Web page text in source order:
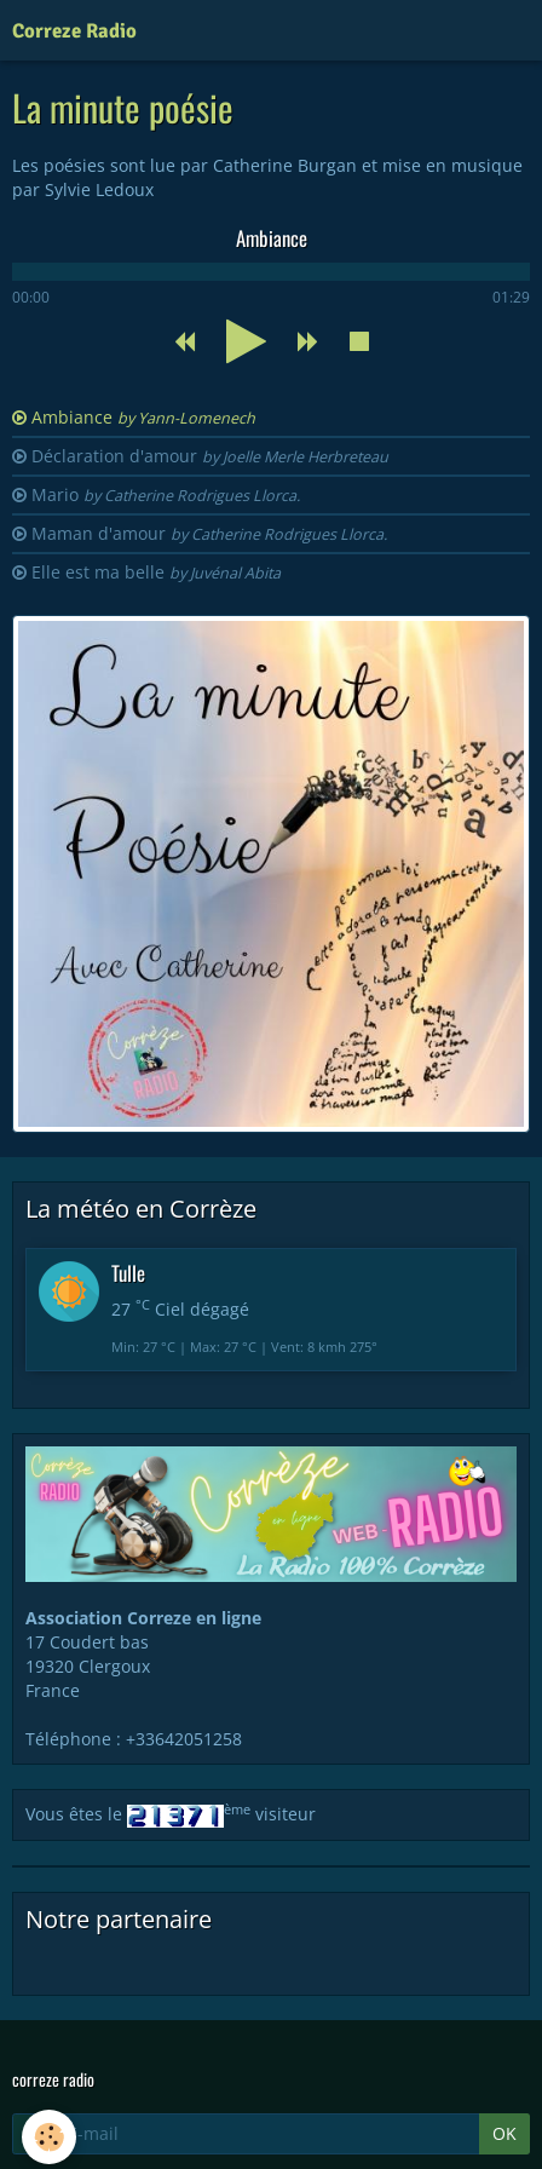
Correze Radio
La minute poésie
Les poésies sont lue par Catherine Burgan et mise en musique
par Sylvie Ledoux
Ambiance
00:00 01:29
Ambiance by Yann-Lomenech
Déclaration d'amour by Joelle Merle Herbreteau
Mario by Catherine Rodrigues Llorca.
Maman d'amour by Catherine Rodrigues Llorca.
Elle est ma belle by Juvénal Abita
La météo en Corrèze
Tulle
27 °C Ciel dégagé
Min: 27 °C | Max: 27 °C | Vent: 8 kmh 275°
Association Correze en ligne
17 Coudert bas
19320 Clergoux
France
Téléphone : +33642051258
Vous êtes le ème visiteur
Notre partenaire
correze radio
OK